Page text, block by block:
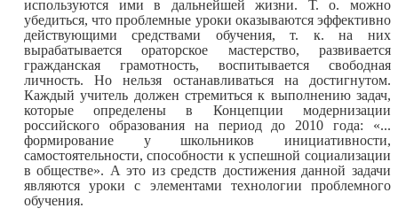
используются ими в дальнейшей жизни. Т. о. можно
убедиться, что проблемные уроки оказываются эффективно
действующими средствами обучения, т. к. на них
вырабатывается ораторское мастерство, развивается
гражданская грамотность, воспитывается свободная
личность. Но нельзя останавливаться на достигнутом.
Каждый учитель должен стремиться к выполнению задач,
которые определены в Концепции модернизации
российского образования на период до 2010 года: «...
формирование у школьников инициативности,
самостоятельности, способности к успешной социализации
в обществе». А это из средств достижения данной задачи
являются уроки с элементами технологии проблемного
обучения.